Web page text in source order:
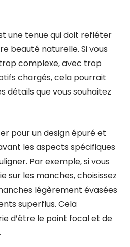
une tenue qui doit refléter
beauté naturelle. Si vous
complexe, avec trop
chargés, cela pourrait
détails que vous souhaitez
pour un design épuré et
les aspects spécifiques
Par exemple, si vous
sur les manches, choisissez
légèrement évasées
superflus. Cela
d’être le point focal et de